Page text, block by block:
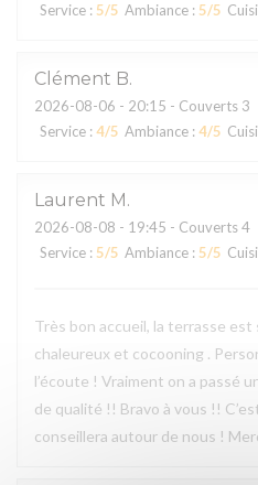
Service : 5/5 Ambiance : 5/5
Clément B
2026-08-06 - 20:15 - Couverts 3
Service : 4/5 Ambiance : 4/5
Laurent M
2026-08-08 - 19:45 - Couverts 4
Service : 5/5 Ambiance : 5/5
Très bon accueil, la terrasse
chaleureux et cocooning .
l’écoute ! Vraiment on a passé
de qualité !! Bravo à vous !!
conseillera autour de nous !